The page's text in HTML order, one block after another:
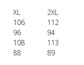
XL
2XL
106
112
96
94
108
113
88 89